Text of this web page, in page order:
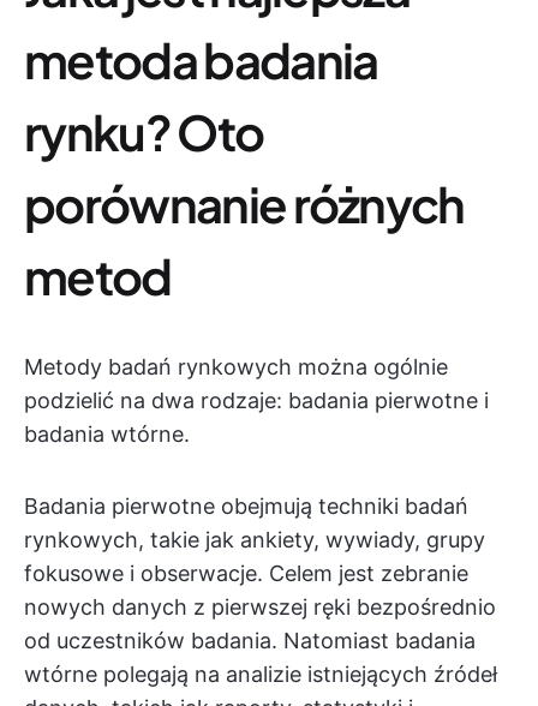
metoda badania
rynku? Oto
porównanie różnych
metod
Metody badań rynkowych można ogólnie
podzielić na dwa rodzaje: badania pierwotne i
badania wtórne.
Badania pierwotne obejmują techniki badań
rynkowych, takie jak ankiety, wywiady, grupy
fokusowe i obserwacje. Celem jest zebranie
nowych danych z pierwszej ręki bezpośrednio
od uczestników badania. Natomiast badania
wtórne polegają na analizie istniejących źródeł